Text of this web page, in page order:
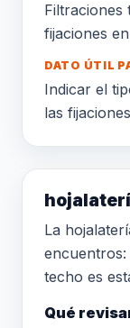
Filtraciones
fijaciones
DATO ÚTIL
Indicar el
las
La
encuentros:
techo es
Qué